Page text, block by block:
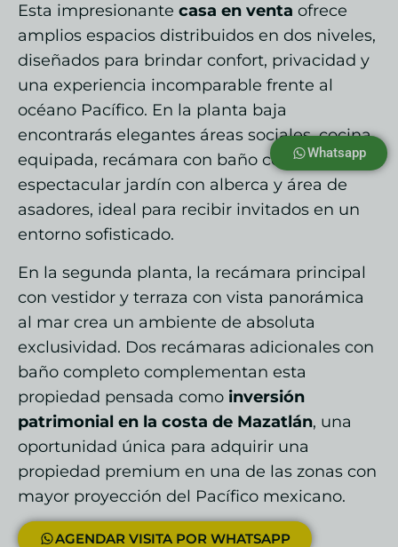
Whatsapp
Esta impresionante casa en venta ofrece
amplios espacios distribuidos en dos niveles,
diseñados para brindar confort, privacidad y
una experiencia incomparable frente al
océano Pacífico. En la planta baja
encontrarás elegantes áreas sociales, cocina
equipada, recámara con baño completo y un
espectacular jardín con alberca y área de
asadores, ideal para recibir invitados en un
entorno sofisticado.
En la segunda planta, la recámara principal
con vestidor y terraza con vista panorámica
al mar crea un ambiente de absoluta
exclusividad. Dos recámaras adicionales con
baño completo complementan esta
propiedad pensada como inversión
patrimonial en la costa de Mazatlán, una
oportunidad única para adquirir una
propiedad premium en una de las zonas con
mayor proyección del Pacífico mexicano.
AGENDAR VISITA POR WHATSAPP